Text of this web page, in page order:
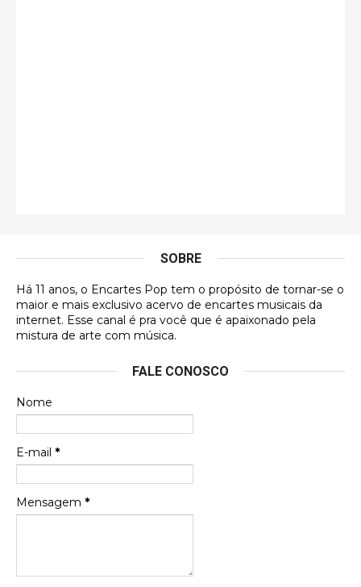
DVD MIDINHO
Francierton
futuras aquisições, e olhando o encarte aqui, me
Francierton
Espero que tenham sentido minha falta, informo
que estou de volta para trazer mais contribuições
SOBRE
Há 11 anos, o Encartes Pop tem o propósito de tornar-se o
maior e mais exclusivo acervo de encartes musicais da
internet. Esse canal é pra você que é apaixonado pela
mistura de arte com música.
FALE CONOSCO
Nome
E-mail *
Mensagem *